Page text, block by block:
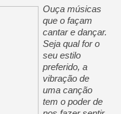
Ouça músicas
que o façam
cantar e dançar.
Seja qual for o
seu estilo
preferido, a
vibração de
uma canção
tem o poder de